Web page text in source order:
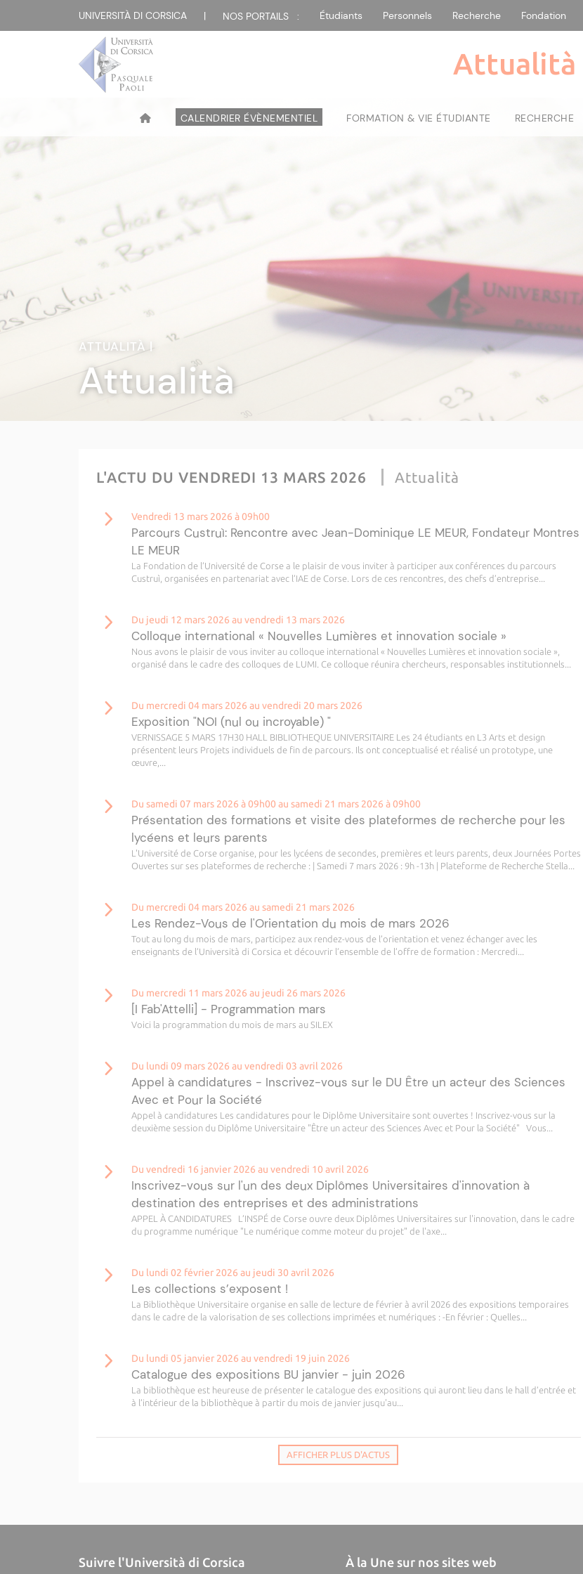
UNIVERSITÀ DI CORSICA | NOS PORTAILS : Étudiants Personnels Recherche Fondation
Attualità |
CALENDRIER ÉVÈNEMENTIEL FORMATION & VIE ÉTUDIANTE RECHERCHE
ATTUALITÀ |
Attualità
L'ACTU DU VENDREDI 13 MARS 2026 Attualità
Vendredi 13 mars 2026 à 09h00
Parcours Custruì: Rencontre avec Jean-Dominique LE MEUR, Fondateur Montres
LE MEUR
La Fondation de l’Université de Corse a le plaisir de vous inviter à participer aux conférences du parcours
Custruì, organisées en partenariat avec l’IAE de Corse. Lors de ces rencontres, des chefs d’entreprise...
Du jeudi 12 mars 2026 au vendredi 13 mars 2026
Colloque international « Nouvelles Lumières et innovation sociale »
Nous avons le plaisir de vous inviter au colloque international « Nouvelles Lumières et innovation sociale »,
organisé dans le cadre des colloques de LUMI. Ce colloque réunira chercheurs, responsables institutionnels...
Du mercredi 04 mars 2026 au vendredi 20 mars 2026
Exposition "NOI (nul ou incroyable) "
VERNISSAGE 5 MARS 17H30 HALL BIBLIOTHEQUE UNIVERSITAIRE Les 24 étudiants en L3 Arts et design
présentent leurs Projets individuels de fin de parcours. Ils ont conceptualisé et réalisé un prototype, une
œuvre,...
Du samedi 07 mars 2026 à 09h00 au samedi 21 mars 2026 à 09h00
Présentation des formations et visite des plateformes de recherche pour les
lycéens et leurs parents
L'Université de Corse organise, pour les lycéens de secondes, premières et leurs parents, deux Journées Portes
Ouvertes sur ses plateformes de recherche : | Samedi 7 mars 2026 : 9h -13h | Plateforme de Recherche Stella...
Du mercredi 04 mars 2026 au samedi 21 mars 2026
Les Rendez-Vous de l'Orientation du mois de mars 2026
Tout au long du mois de mars, participez aux rendez-vous de l’orientation et venez échanger avec les
enseignants de l’Università di Corsica et découvrir l’ensemble de l’offre de formation : Mercredi...
Du mercredi 11 mars 2026 au jeudi 26 mars 2026
[I Fab'Attelli] - Programmation mars
Voici la programmation du mois de mars au SILEX
Du lundi 09 mars 2026 au vendredi 03 avril 2026
Appel à candidatures - Inscrivez-vous sur le DU Être un acteur des Sciences
Avec et Pour la Société
Appel à candidatures Les candidatures pour le Diplôme Universitaire sont ouvertes ! Inscrivez-vous sur la
deuxième session du Diplôme Universitaire "Être un acteur des Sciences Avec et Pour la Société" Vous...
Du vendredi 16 janvier 2026 au vendredi 10 avril 2026
Inscrivez-vous sur l'un des deux Diplômes Universitaires d'innovation à
destination des entreprises et des administrations
APPEL À CANDIDATURES L’INSPÉ de Corse ouvre deux Diplômes Universitaires sur l'innovation, dans le cadre
du programme numérique "Le numérique comme moteur du projet" de l'axe...
Du lundi 02 février 2026 au jeudi 30 avril 2026
Les collections s’exposent !
La Bibliothèque Universitaire organise en salle de lecture de février à avril 2026 des expositions temporaires
dans le cadre de la valorisation de ses collections imprimées et numériques : -En février : Quelles...
Du lundi 05 janvier 2026 au vendredi 19 juin 2026
Catalogue des expositions BU janvier - juin 2026
La bibliothèque est heureuse de présenter le catalogue des expositions qui auront lieu dans le hall d’entrée et
à l’intérieur de la bibliothèque à partir du mois de janvier jusqu'au...
AFFICHER PLUS D'ACTUS
Suivre l'Università di Corsica À la Une sur nos sites web